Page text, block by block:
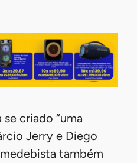
criado “uma
Jerry e Diego
também